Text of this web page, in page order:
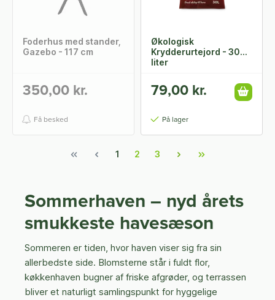
Foderhus med stander,
Gazebo - 117 cm
350,00 kr.
Få besked
Økologisk
Krydderurtejord - 30
liter
79,00 kr.
På lager
1 2 3
Sommerhaven – nyd årets
smukkeste havesæson
Sommeren er tiden, hvor haven viser sig fra sin
allerbedste side. Blomsterne står i fuldt flor,
køkkenhaven bugner af friske afgrøder, og terrassen
bliver et naturligt samlingspunkt for hyggelige